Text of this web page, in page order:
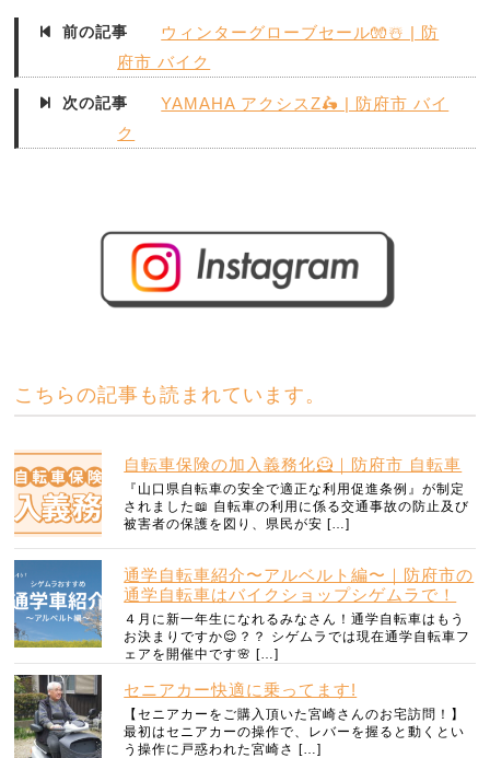
前の記事
ウィンターグローブセール🧤☃️ | 防
府市 バイク
次の記事
YAMAHA アクシスZ🛵 | 防府市 バイ
ク
こちらの記事も読まれています。
自転車保険の加入義務化🦸｜防府市 自転車
『山口県自転車の安全で適正な利用促進条例』が制定
されました📖 自転車の利用に係る交通事故の防止及び
被害者の保護を図り、県民が安 […]
通学自転車紹介〜アルベルト編〜｜防府市の
通学自転車はバイクショップシゲムラで！
４月に新一年生になれるみなさん！通学自転車はもう
お決まりですか😌？？ シゲムラでは現在通学自転車フ
ェアを開催中です🌸 […]
セニアカー快適に乗ってます!
【セニアカーをご購入頂いた宮崎さんのお宅訪問！】
最初はセニアカーの操作で、レバーを握ると動くとい
う操作に戸惑われた宮崎さ […]